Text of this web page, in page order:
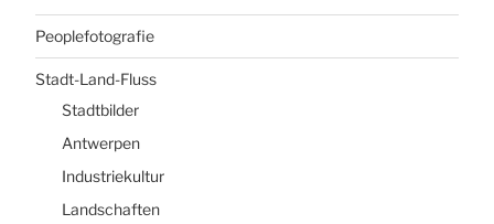
Peoplefotografie
Stadt-Land-Fluss
Stadtbilder
Antwerpen
Industriekultur
Landschaften